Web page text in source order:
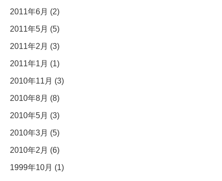
2011年6月 (2)
2011年5月 (5)
2011年2月 (3)
2011年1月 (1)
2010年11月 (3)
2010年8月 (8)
2010年5月 (3)
2010年3月 (5)
2010年2月 (6)
1999年10月 (1)